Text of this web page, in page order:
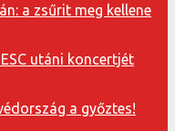
a zsűrit meg kellene
utáni koncertjét
a győztes!